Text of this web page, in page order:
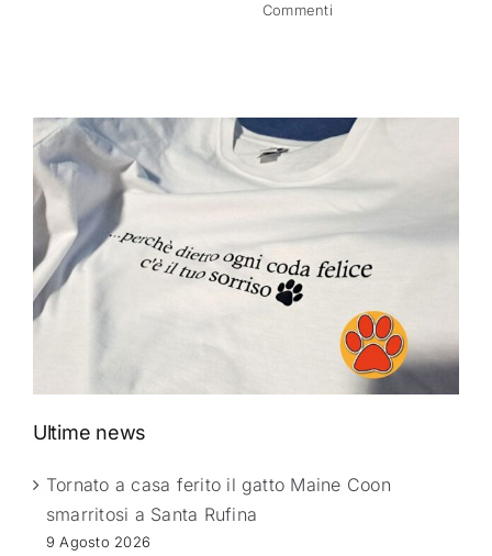
Commenti
Ultime news
Tornato a casa ferito il gatto Maine Coon
smarritosi a Santa Rufina
9 Agosto 2026